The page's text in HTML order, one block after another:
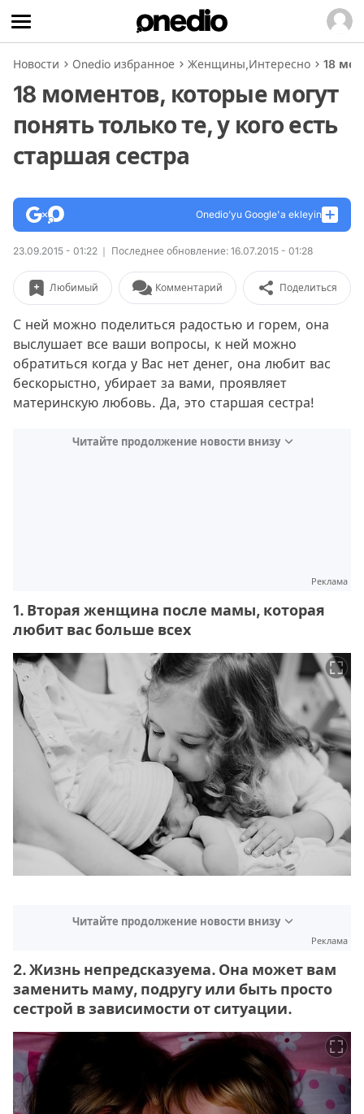
Новости Onedio избранное Женщины,Интересно 18
18 моментов, которые могут
понять только те, у кого есть
старшая сестра
Onedio’yu Google'a ekleyin
23.09.2015 - 01:22 Последнее обновление: 16.07.2015 - 01:28
Любимый Комментарий Поделиться
С ней можно поделиться радостью и горем, она
выслушает все ваши вопросы, к ней можно
обратиться когда у Вас нет денег, она любит вас
бескорыстно, убирает за вами, проявляет
материнскую любовь. Да, это старшая сестра!
Читайте продолжение новости внизу
Реклама
1. Вторая женщина после мамы, которая
любит вас больше всех
Читайте продолжение новости внизу
Реклама
2. Жизнь непредсказуема. Она может вам
заменить маму, подругу или быть просто
сестрой в зависимости от ситуации.